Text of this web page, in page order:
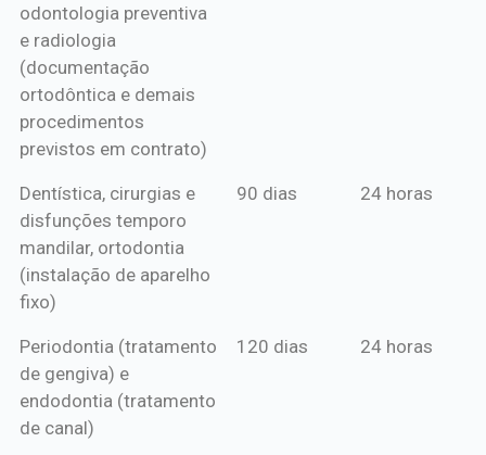
odontologia preventiva
e radiologia
(documentação
ortodôntica e demais
procedimentos
previstos em contrato)
Dentística, cirurgias e
disfunções temporo
mandilar, ortodontia
(instalação de aparelho
fixo)
90 dias 24 horas
Periodontia (tratamento
de gengiva) e
endodontia (tratamento
de canal)
120 dias 24 horas